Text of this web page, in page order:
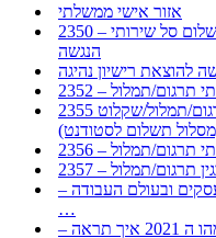
אזור אישי ממשלתי
2350 – מידע לסטודנט עם לקות שמיעה-נוהל תשלום סל שירותי
הנגשה
תרגום/תמלול
2355 דרישה לתשלום עבור מתן שירותי תרגום/תמלול/שקלוט
תשלום לסטודנט)
תרגום/תמלול
תרגום/תמלול
– לבעלי עסקים ובעולם העבודה EMDR מה הקשר בין חסמים
…
תראה